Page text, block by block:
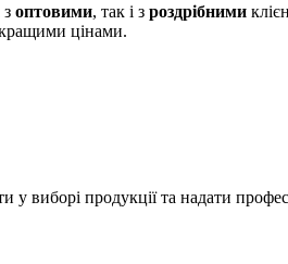
оптовими, так і з роздрібними
цінами.
виборі продукції та надати